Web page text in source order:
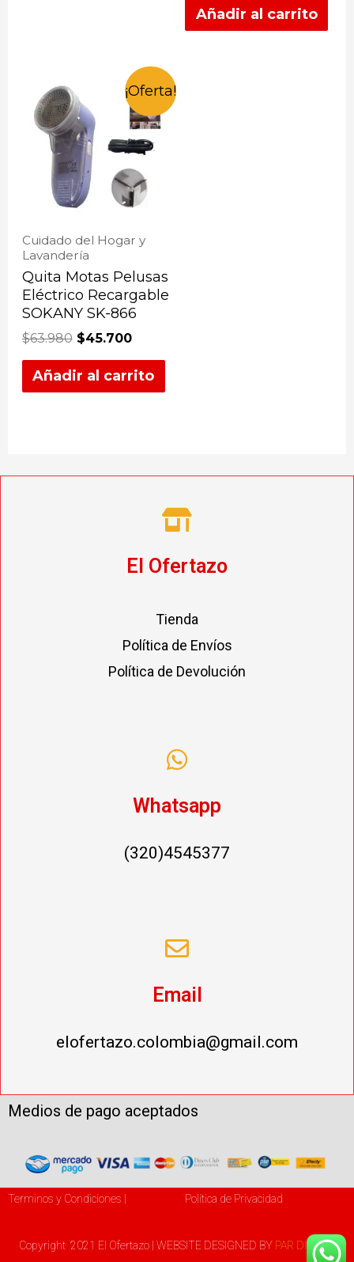
Añadir al carrito
¡Oferta!
Cuidado del Hogar y
Lavandería
Quita Motas Pelusas
Eléctrico Recargable
SOKANY SK-866
$63.980 $45.700
Añadir al carrito
El Ofertazo
Tienda
Política de Envíos
Política de Devolución
Whatsapp
(320)4545377
Email
elofertazo.colombia@gmail.com
Medios de pago aceptados
Terminos y Condiciones | Política de Privacidad
Copyright 2021 El Ofertazo | WEBSITE DESIGNED BY PAR DIGITAL